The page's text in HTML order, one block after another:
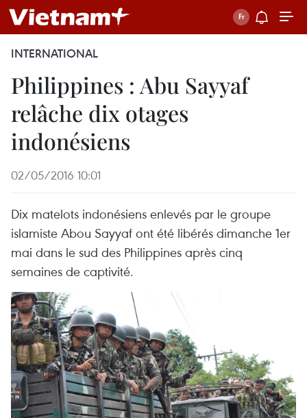
INTERNATIONAL
Philippines : Abu Sayyaf
relâche dix otages
indonésiens
02/05/2016 10:01
Dix matelots indonésiens enlevés par le groupe
islamiste Abou Sayyaf ont été libérés dimanche 1er
mai dans le sud des Philippines après cinq
semaines de captivité.